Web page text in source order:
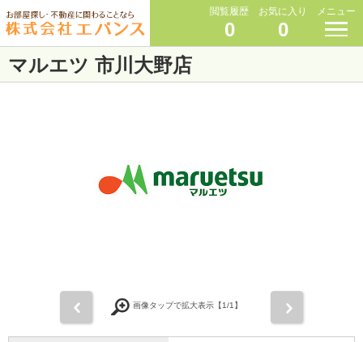
閲覧履歴
0
お気に入り
0
メニュー
マルエツ 市川大野店
画像タップで拡大表示【1/1】